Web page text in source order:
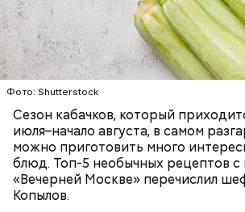
Фото: Shutterstock
Сезон кабачков, который
июля–начало августа, в самом
можно приготовить много
блюд. Топ-5 необычных рецептов с
«Вечерней Москве» перечислил
Копылов.
Вред дыни
Фото: Shutterstock